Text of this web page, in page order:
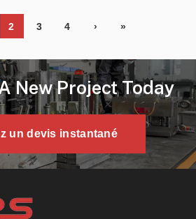
2 3 4 › »
New Project Today
un devis instantané